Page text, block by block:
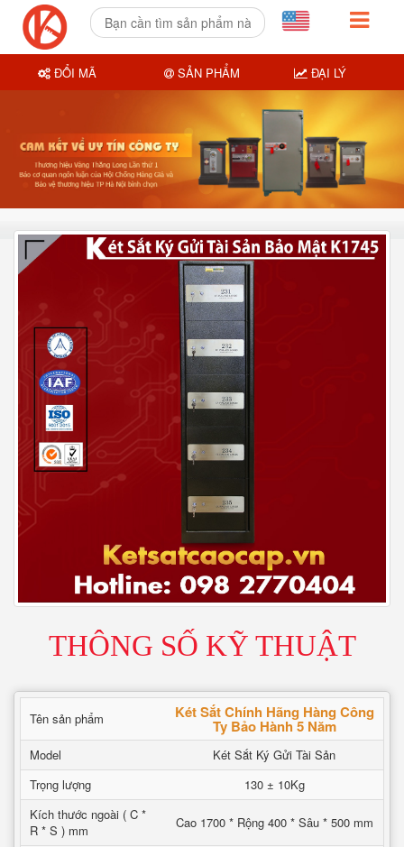
THÔNG SỐ KỸ THUẬT
Tên sản phẩm Két Sắt Chính Hãng Hàng Công
Ty Bảo Hành 5 Năm
Model
Két Sắt Ký Gửi Tài Sản
Trọng lượng
130 ± 10Kg
Kích thước ngoài ( C *
R * S ) mm
Cao 1700 * Rộng 400 * Sâu * 500 mm
ĐỔI MÃ SẢN PHẨM ĐẠI LÝ